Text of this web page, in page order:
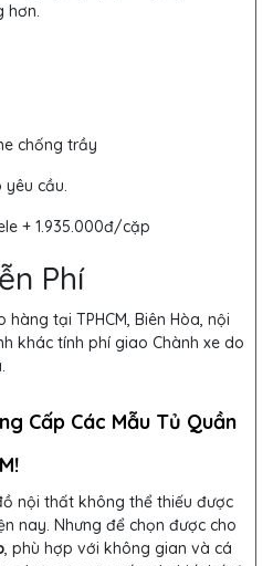
hơn.
chống trầy
yêu cầu.
+ 1.935.000đ/cặp
Phí
hàng tại TPHCM, Biên Hòa, nội
khác tính phí giao Chành xe do
Cấp Các Mẫu Tủ Quần
nội thất không thể thiếu được
nay. Nhưng để chọn được cho
, phù hợp với không gian và cá